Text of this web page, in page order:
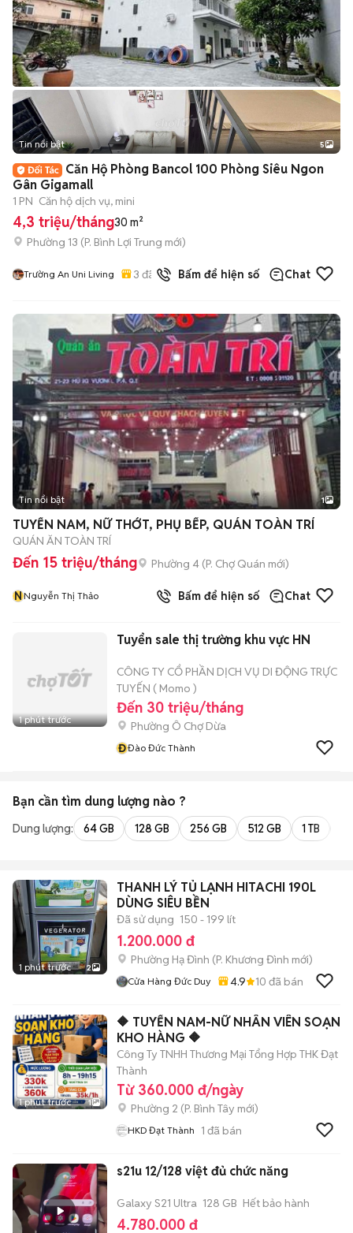
Tin nổi bật 5
Căn Hộ Phòng Bancol 100 Phòng Siêu Ngon
Gân Gigamall
1 PN Căn hộ dịch vụ, mini
4,3 triệu/tháng30 m²
Phường 13 (P. Bình Lợi Trung mới)
Trường An Uni Living 3 đã bán Bấm để hiện số Chat
Tin nổi bật 1
TUYỂN NAM, NỮ THỚT, PHỤ BẾP, QUÁN TOÀN TRÍ
QUÁN ĂN TOÀN TRÍ
Đến 15 triệu/tháng Phường 4 (P. Chợ Quán mới)
NNguyễn Thị Thảo Bấm để hiện số Chat
1 phút trước
Tuyển sale thị trường khu vực HN
CÔNG TY CỔ PHẦN DỊCH VỤ DI ĐỘNG TRỰC
TUYẾN ( Momo )
Đến 30 triệu/tháng
Phường Ô Chợ Dừa
ĐĐào Đức Thành
Bạn cần tìm dung lượng nào ?
Dung lượng: 64 GB 128 GB 256 GB 512 GB 1 TB
1 phút trước 2
THANH LÝ TỦ LẠNH HITACHI 190L
DÙNG SIÊU BỀN
Đã sử dụng 150 - 199 lít
1.200.000 đ
Phường Hạ Đình (P. Khương Đình mới)
Cửa Hàng Đức Duy 4.9 10 đã bán
1 phút trước 1
🔶 TUYỂN NAM-NỮ NHÂN VIÊN SOẠN
KHO HÀNG 🔶
Công Ty TNHH Thương Mại Tổng Hợp THK Đạt
Thành
Từ 360.000 đ/ngày
Phường 2 (P. Bình Tây mới)
HKD Đạt Thành 1 đã bán
s21u 12/128 việt đủ chức năng
Galaxy S21 Ultra 128 GB Hết bảo hành
4.780.000 đ